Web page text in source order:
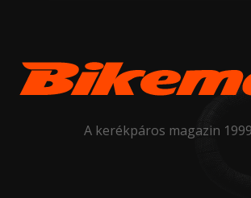
A kerékpáros magazin